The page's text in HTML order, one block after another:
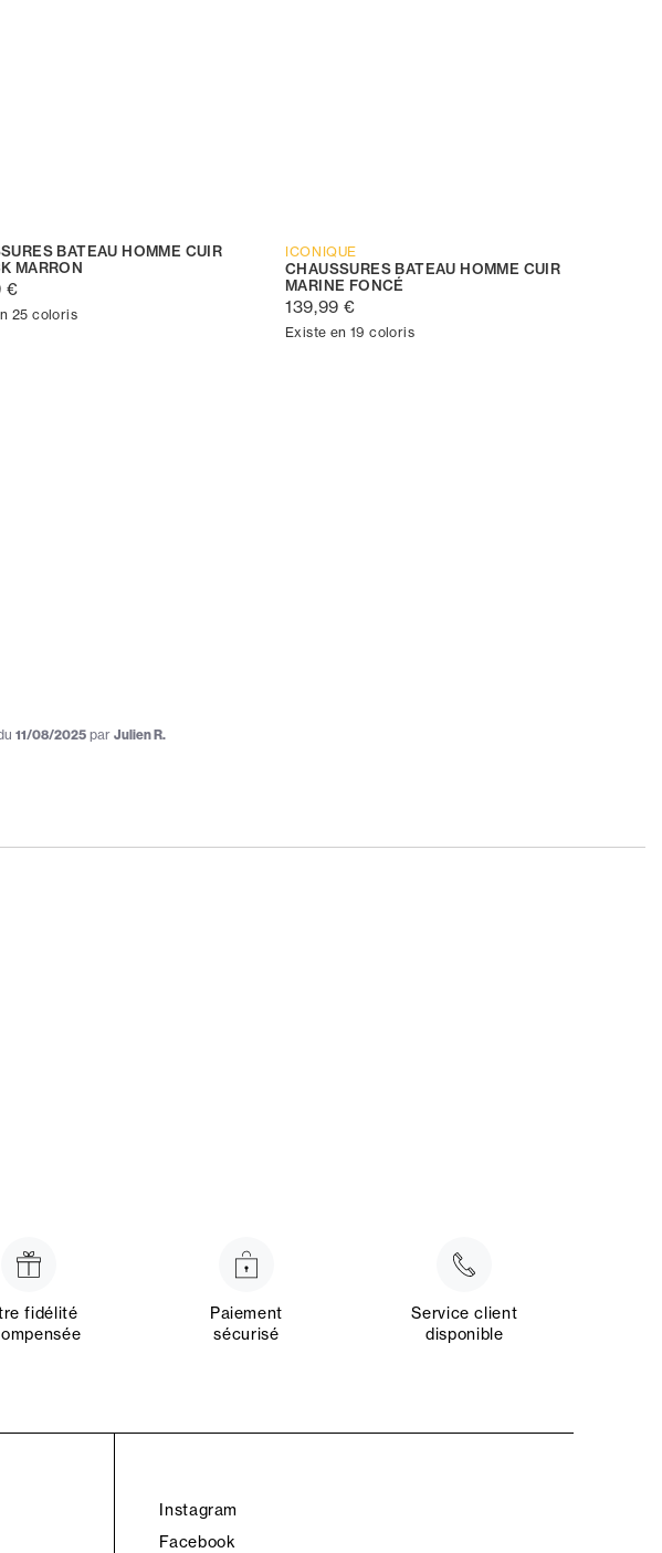
BATEAU HOMME CUIR
MARRON
€
25 coloris
ICONIQUE
CHAUSSURES BATEAU HOMME CUIR
MARINE FONCÉ
139,99 €
Existe en 19 coloris
11/08/2025 parJulien R.
fidélité
Paiement
sécurisé
Service client
disponible
Instagram
Facebook